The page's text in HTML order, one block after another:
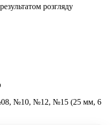
розгляду
№10, №12, №15 (25 мм, 6